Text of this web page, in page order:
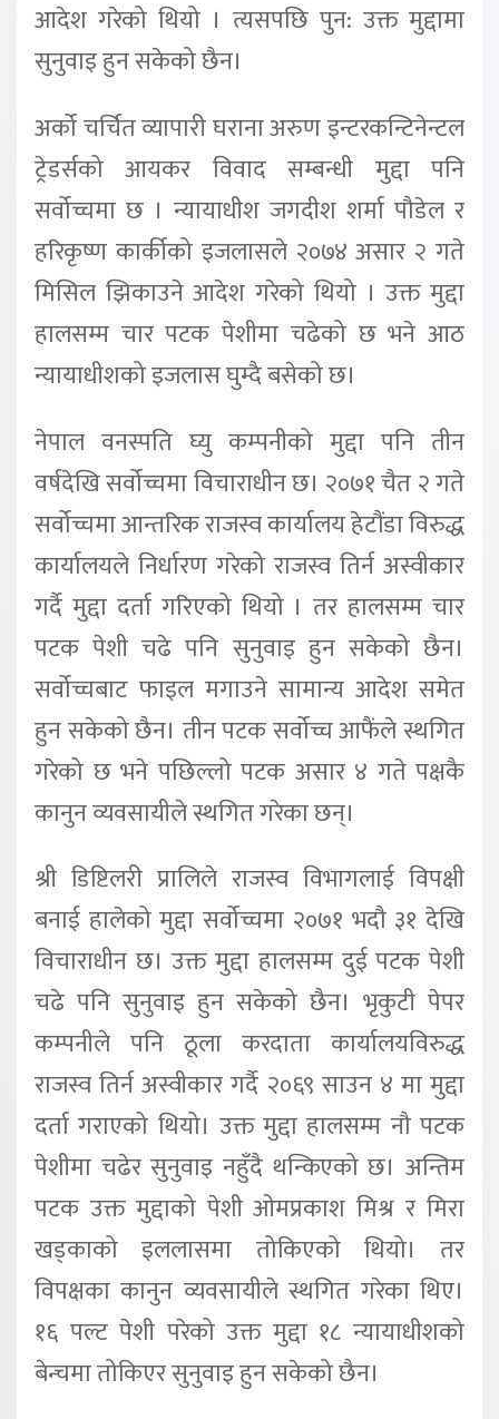
आदेश गरेको थियो । त्यसपछि पुन: उक्त मुद्दामा
सुनुवाइ हुन सकेको छैन।
अर्को चर्चित व्यापारी घराना अरुण इन्टरकन्टिनेन्टल
ट्रेडर्सको आयकर विवाद सम्बन्धी मुद्दा पनि
सर्वोच्चमा छ । न्यायाधीश जगदीश शर्मा पौडेल र
हरिकृष्ण कार्कीको इजलासले २०७४ असार २ गते
मिसिल झिकाउने आदेश गरेको थियो । उक्त मुद्दा
हालसम्म चार पटक पेशीमा चढेको छ भने आठ
न्यायाधीशको इजलास घुम्दै बसेको छ।
नेपाल वनस्पति घ्यु कम्पनीको मुद्दा पनि तीन
वर्षदेखि सर्वोच्चमा विचाराधीन छ। २०७१ चैत २ गते
सर्वोच्चमा आन्तरिक राजस्व कार्यालय हेटौंडा विरुद्ध
कार्यालयले निर्धारण गरेको राजस्व तिर्न अस्वीकार
गर्दै मुद्दा दर्ता गरिएको थियो । तर हालसम्म चार
पटक पेशी चढे पनि सुनुवाइ हुन सकेको छैन।
सर्वोच्चबाट फाइल मगाउने सामान्य आदेश समेत
हुन सकेको छैन। तीन पटक सर्वोच्च आफैंले स्थगित
गरेको छ भने पछिल्लो पटक असार ४ गते पक्षकै
कानुन व्यवसायीले स्थगित गरेका छन्।
श्री डिष्टिलरी प्रालिले राजस्व विभागलाई विपक्षी
बनाई हालेको मुद्दा सर्वोच्चमा २०७१ भदौ ३१ देखि
विचाराधीन छ। उक्त मुद्दा हालसम्म दुई पटक पेशी
चढे पनि सुनुवाइ हुन सकेको छैन। भृकुटी पेपर
कम्पनीले पनि ठूला करदाता कार्यालयविरुद्ध
राजस्व तिर्न अस्वीकार गर्दै २०६९ साउन ४ मा मुद्दा
दर्ता गराएको थियो। उक्त मुद्दा हालसम्म नौ पटक
पेशीमा चढेर सुनुवाइ नहुँदै थन्किएको छ। अन्तिम
पटक उक्त मुद्दाको पेशी ओमप्रकाश मिश्र र मिरा
खड्काको इललासमा तोकिएको थियो। तर
विपक्षका कानुन व्यवसायीले स्थगित गरेका थिए।
१६ पल्ट पेशी परेको उक्त मुद्दा १८ न्यायाधीशको
बेन्चमा तोकिएर सुनुवाइ हुन सकेको छैन।